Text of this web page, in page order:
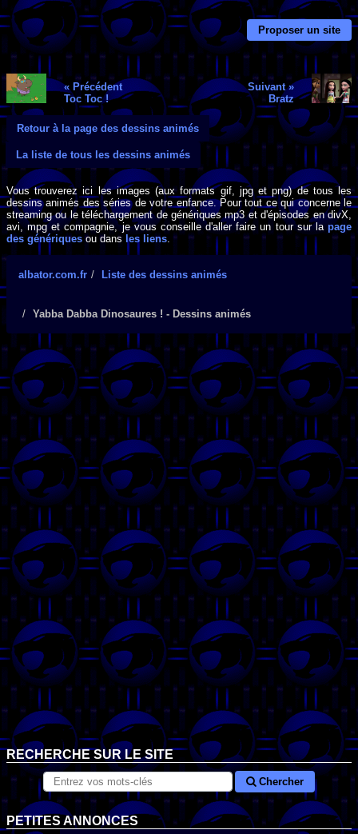
Proposer un site
« Précédent
Toc Toc !
Suivant »
Bratz
Retour à la page des dessins animés
La liste de tous les dessins animés
Vous trouverez ici les images (aux formats gif, jpg et png) de tous les
dessins animés des séries de votre enfance. Pour tout ce qui concerne le
streaming ou le téléchargement de génériques mp3 et d'épisodes en divX,
avi, mpg et compagnie, je vous conseille d'aller faire un tour sur lapage
des génériques ou dans les liens
albator.com.fr Liste des dessins animés
Yabba Dabba Dinosaures ! - Dessins animés
RECHERCHE SUR LE SITE
Chercher
PETITES ANNONCES